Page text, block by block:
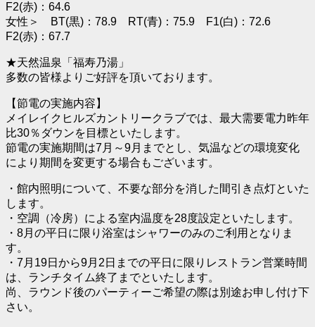
F2(赤)：64.6
女性＞ BT(黒)：78.9 RT(青)：75.9 F1(白)：72.6
F2(赤)：67.7
★天然温泉「福寿乃湯」
多数の皆様よりご好評を頂いております。
【節電の実施内容】
メイレイクヒルズカントリークラブでは、最大需要電力昨年
比30％ダウンを目標といたします。
節電の実施期間は7月～9月までとし、気温などの環境変化
により期間を変更する場合もございます。
・館内照明について、不要な部分を消した間引き点灯といた
します。
・空調（冷房）による室内温度を28度設定といたします。
・8月の平日に限り浴室はシャワーのみのご利用となりま
す。
・7月19日から9月2日までの平日に限りレストラン営業時間
は、ランチタイム終了までといたします。
尚、ラウンド後のパーティーご希望の際は別途お申し付け下
さい。